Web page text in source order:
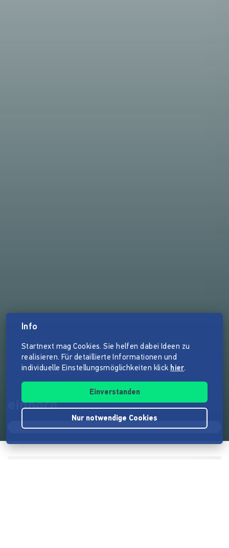
einhorn
Info
Startnext mag Cookies. Sie helfen dabei Ideen zu
realisieren. Für detaillierte Informationen und
individuelle Einstellungsmöglichkeiten klick hier.
Einverstanden
Nur notwendige Cookies